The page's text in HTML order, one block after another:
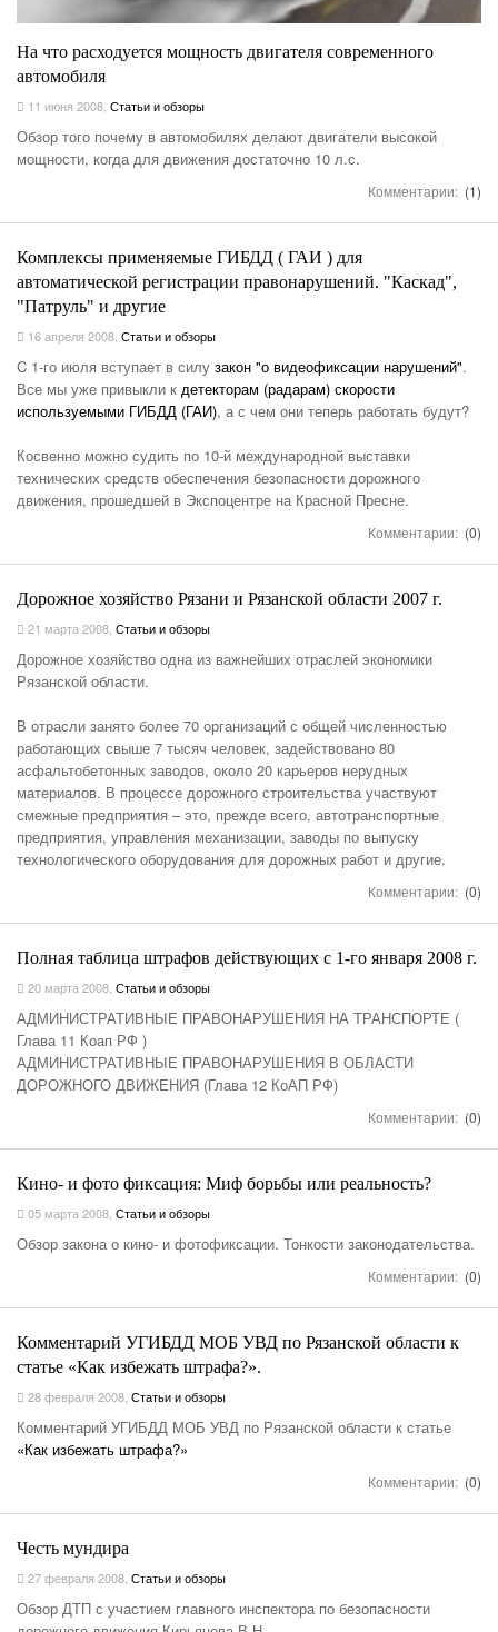
На что расходуется мощность двигателя современного
автомобиля
11 июня 2008 Статьи и обзоры
Обзор того почему в автомобилях делают двигатели высокой
мощности, когда для движения достаточно 10 л.с.
Комментарии: (1)
Комплексы применяемые ГИБДД ( ГАИ ) для
автоматической регистрации правонарушений. "Каскад",
"Патруль" и другие
16 апреля 2008 Статьи и обзоры
C 1-го июля вступает в силу закон "о видеофиксации нарушений".
Все мы уже привыкли к детекторам (радарам) скорости
используемыми ГИБДД (ГАИ), а с чем они теперь работать будут?
Косвенно можно судить по 10-й международной выставки
технических средств обеспечения безопасности дорожного
движения, прошедшей в Экспоцентре на Красной Пресне.
Комментарии: (0)
Дорожное хозяйство Рязани и Рязанской области 2007 г.
21 марта 2008 Статьи и обзоры
Дорожное хозяйство одна из важнейших отраслей экономики
Рязанской области.
В отрасли занято более 70 организаций с общей численностью
работающих свыше 7 тысяч человек, задействовано 80
асфальтобетонных заводов, около 20 карьеров нерудных
материалов. В процессе дорожного строительства участвуют
смежные предприятия – это, прежде всего, автотранспортные
предприятия, управления механизации, заводы по выпуску
технологического оборудования для дорожных работ и другие.
Комментарии: (0)
Полная таблица штрафов действующих с 1-го января 2008 г.
20 марта 2008 Статьи и обзоры
АДМИНИСТРАТИВНЫЕ ПРАВОНАРУШЕНИЯ НА ТРАНСПОРТЕ (
Глава 11 Коап РФ )
АДМИНИСТРАТИВНЫЕ ПРАВОНАРУШЕНИЯ В ОБЛАСТИ
ДОРОЖНОГО ДВИЖЕНИЯ (Глава 12 КоАП РФ)
Комментарии: (0)
Кино- и фото фиксация: Миф борьбы или реальность?
05 марта 2008 Статьи и обзоры
Обзор закона о кино- и фотофиксации. Тонкости законодательства.
Комментарии: (0)
Комментарий УГИБДД МОБ УВД по Рязанской области к
статье «Как избежать штрафа?».
28 февраля 2008 Статьи и обзоры
Комментарий УГИБДД МОБ УВД по Рязанской области к статье
«Как избежать штрафа?»
Комментарии: (0)
Честь мундира
27 февраля 2008 Статьи и обзоры
Обзор ДТП с участием главного инспектора по безопасности